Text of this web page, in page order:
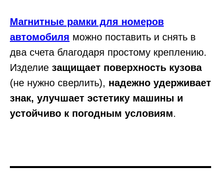
Магнитные рамки для номеров
автомобиля можно поставить и снять в
два счета благодаря простому креплению.
Изделие защищает поверхность кузова
(не нужно сверлить), надежно удерживает
знак, улучшает эстетику машины и
устойчиво к погодным условиям.